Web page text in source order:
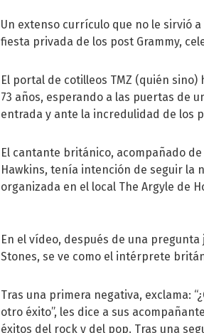
Un extenso currículo que no le sirvió
fiesta privada de los post Grammy,
El portal de cotilleos TMZ (quién
73 años, esperando a las puertas de
entrada y ante la incredulidad de los
El cantante británico, acompañado
Hawkins, tenía intención de seguir la
organizada en el local The Argyle de
En el vídeo, después de una
Stones, se ve como el intérprete
Tras una primera negativa, exclama:
otro éxito”, les dice a sus
éxitos del rock y del pop. Tras una